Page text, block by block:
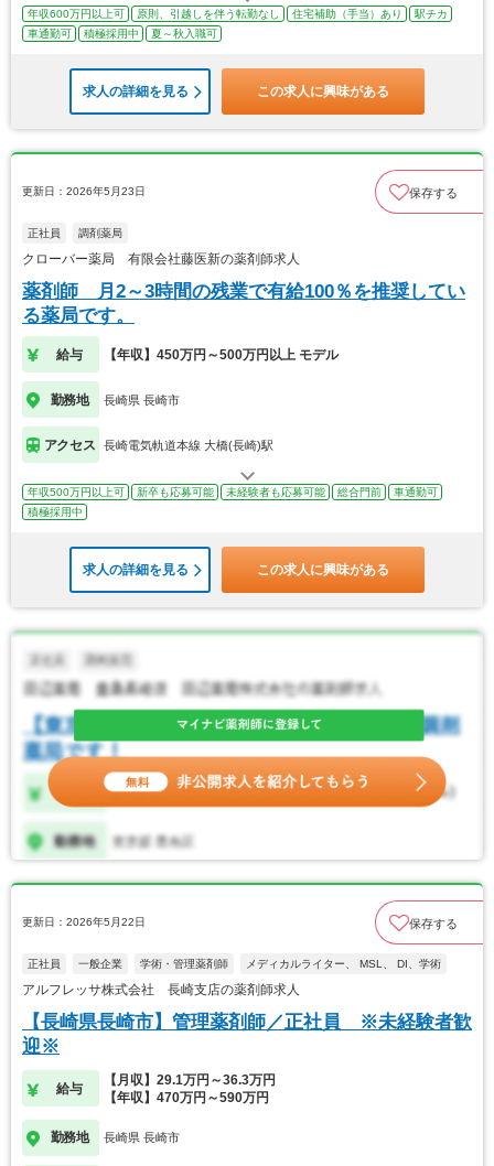
年収600万円以上可 原則、引越しを伴う転勤なし 住宅補助（手当）あり
駅チカ
車通勤可
積極採用中 夏～秋入職可
求人の詳細を見る この求人に興味がある
更新日：2026年5月23日 保存する
正社員 調剤薬局
クローバー薬局 有限会社藤医新の薬剤師求人
薬剤師 月2～3時間の残業で有給100％を推奨してい
る薬局です。
給与 【年収】450万円～500万円以上 モデル
勤務地 長崎県 長崎市
アクセス 長崎電気軌道本線 大橋(長崎)駅
年収500万円以上可 新卒も応募可能 未経験者も応募可能 総合門前
車通勤可
積極採用中
求人の詳細を見る この求人に興味がある
更新日：2026年5月22日 保存する
正社員 一般企業 学術・管理薬剤師 メディカルライター、 MSL、 DI、学術
アルフレッサ株式会社 長崎支店の薬剤師求人
【長崎県長崎市】管理薬剤師／正社員 ※未経験者歓
迎※
給与
【月収】29.1万円～36.3万円
【年収】470万円～590万円
勤務地 長崎県 長崎市